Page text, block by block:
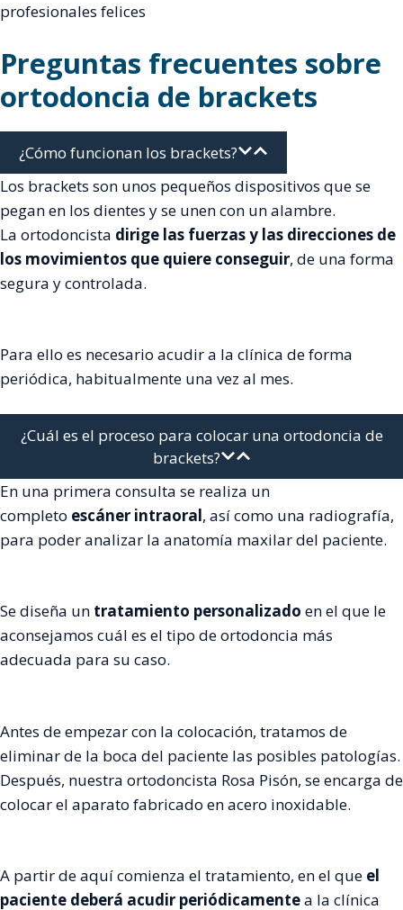
profesionales felices
Preguntas frecuentes sobre
ortodoncia de brackets
¿Cómo funcionan los brackets?
Los brackets son unos pequeños dispositivos que se
pegan en los dientes y se unen con un alambre.
La ortodoncista dirige las fuerzas y las direcciones de
los movimientos que quiere conseguir, de una forma
segura y controlada.
Para ello es necesario acudir a la clínica de forma
periódica, habitualmente una vez al mes.
¿Cuál es el proceso para colocar una ortodoncia de
brackets?
En una primera consulta se realiza un
completo escáner intraoral, así como una radiografía,
para poder analizar la anatomía maxilar del paciente.
Se diseña un tratamiento personalizado en el que le
aconsejamos cuál es el tipo de ortodoncia más
adecuada para su caso.
Antes de empezar con la colocación, tratamos de
eliminar de la boca del paciente las posibles patologías.
Después, nuestra ortodoncista Rosa Pisón, se encarga de
colocar el aparato fabricado en acero inoxidable.
A partir de aquí comienza el tratamiento, en el que el
paciente deberá acudir periódicamentea la clínica